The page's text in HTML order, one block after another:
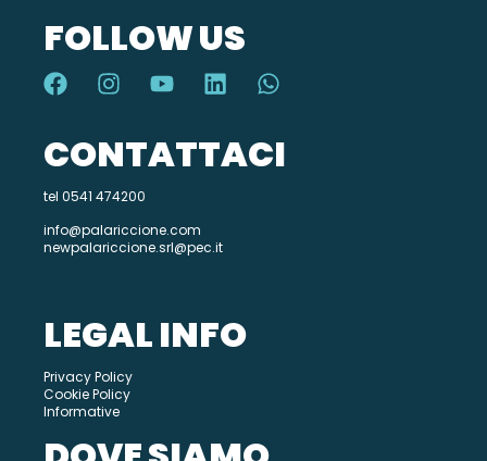
FOLLOW US
CONTATTACI
tel 0541 474200
info@palariccione.com
newpalariccione.srl@pec.it
LEGAL INFO
Privacy Policy
Cookie Policy
Informative